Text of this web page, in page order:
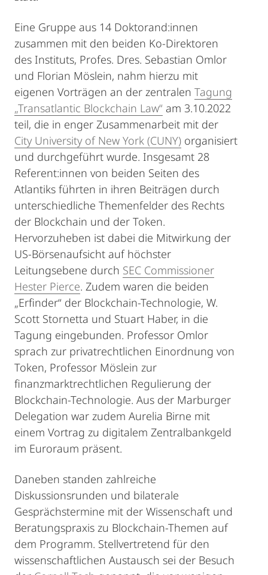
Eine Gruppe aus 14 Doktorand:innen
zusammen mit den beiden Ko-Direktoren
des Instituts, Profes. Dres. Sebastian Omlor
und Florian Möslein, nahm hierzu mit
eigenen Vorträgen an der zentralen Tagung
„Transatlantic Blockchain Law“ am 3.10.2022
teil, die in enger Zusammenarbeit mit der
City University of New York (CUNY) organisiert
und durchgeführt wurde. Insgesamt 28
Referent:innen von beiden Seiten des
Atlantiks führten in ihren Beiträgen durch
unterschiedliche Themenfelder des Rechts
der Blockchain und der Token.
Hervorzuheben ist dabei die Mitwirkung der
US-Börsenaufsicht auf höchster
Leitungsebene durch SEC Commissioner
Hester Pierce. Zudem waren die beiden
„Erfinder“ der Blockchain-Technologie, W.
Scott Stornetta und Stuart Haber, in die
Tagung eingebunden. Professor Omlor
sprach zur privatrechtlichen Einordnung von
Token, Professor Möslein zur
finanzmarktrechtlichen Regulierung der
Blockchain-Technologie. Aus der Marburger
Delegation war zudem Aurelia Birne mit
einem Vortrag zu digitalem Zentralbankgeld
im Euroraum präsent.
Daneben standen zahlreiche
Diskussionsrunden und bilaterale
Gesprächstermine mit der Wissenschaft und
Beratungspraxis zu Blockchain-Themen auf
dem Programm. Stellvertretend für den
wissenschaftlichen Austausch sei der Besuch